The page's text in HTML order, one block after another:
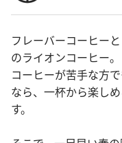
フレーバーコーヒー
のライオンコーヒー。
コーヒーが苦手な方
なら、一杯から楽し
す。